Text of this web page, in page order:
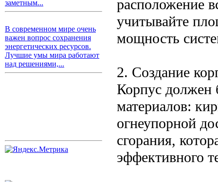
заметным...
В современном мире очень
важен вопрос сохранения
энергетических ресурсов.
Лучшие умы мира работают
над решениями,...
расположение
учитывайте
мощность
2. Создание
Корпус должен
материалов:
огнеупорной
сгорания,
эффективного